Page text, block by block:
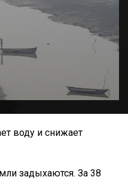
воду и снижает
задыхаются. За 38